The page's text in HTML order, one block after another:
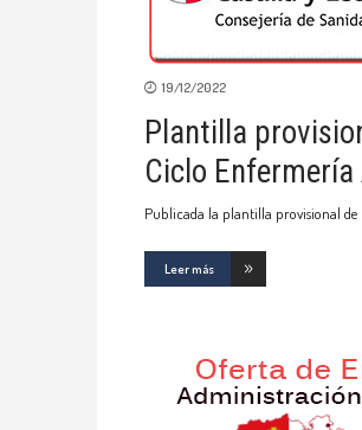
19/12/2022
Plantilla
Ciclo
Publicada la plantilla provisional de
Leer más